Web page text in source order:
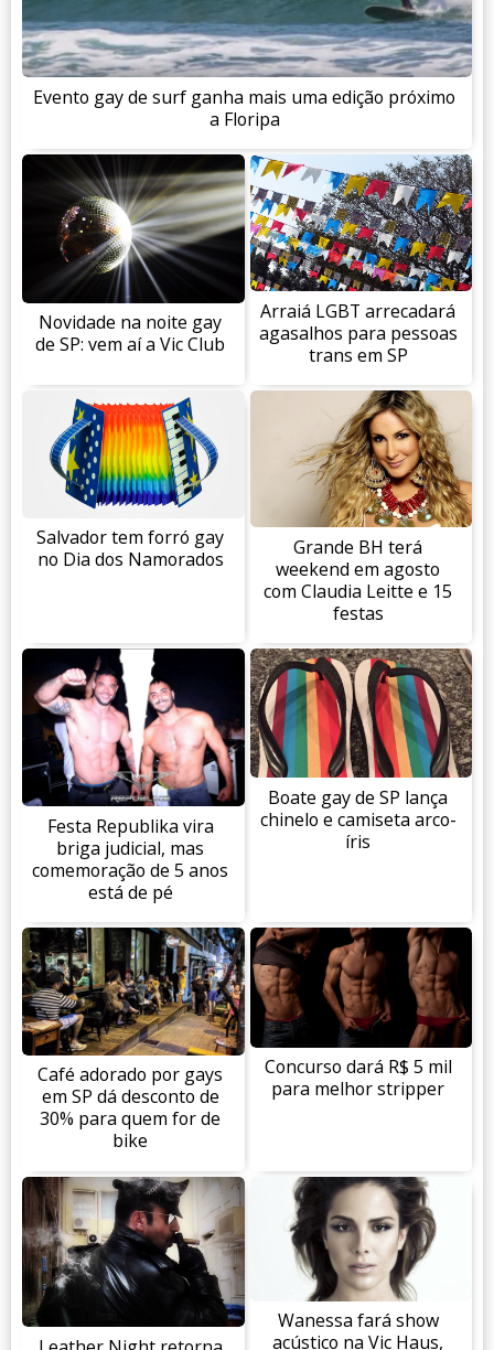
Evento gay de surf ganha mais uma edição próximo
a Floripa
Novidade na noite gay
de SP: vem aí a Vic Club
Arraiá LGBT arrecadará
agasalhos para pessoas
trans em SP
Salvador tem forró gay
no Dia dos Namorados
Grande BH terá
weekend em agosto
com Claudia Leitte e 15
festas
Festa Republika vira
briga judicial, mas
comemoração de 5 anos
está de pé
Boate gay de SP lança
chinelo e camiseta arco-
íris
Café adorado por gays
em SP dá desconto de
30% para quem for de
bike
Concurso dará R$ 5 mil
para melhor stripper
Wanessa fará show
acústico na Vic Haus,